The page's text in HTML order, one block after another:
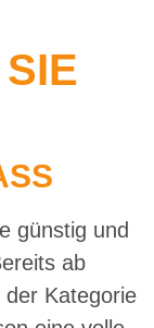
günstig und
ab
der Kategorie